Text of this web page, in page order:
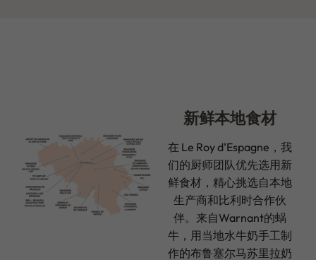
新鲜本地食材
在 Le Roy d’Espagne，我
们的厨师团队优先选用新
鲜食材，精心挑选自本地
生产商和比利时合作伙
伴。来自Warnant的蜗
牛，用当地水牛奶手工制
作的布鲁塞尔马苏里拉奶